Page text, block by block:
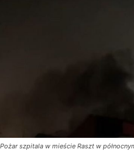
Pożar szpitala w mieście Raszt w